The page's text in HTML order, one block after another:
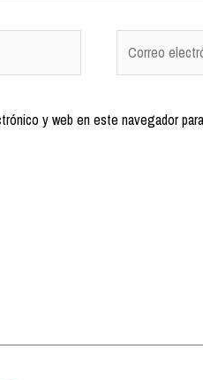
y web en este navegador